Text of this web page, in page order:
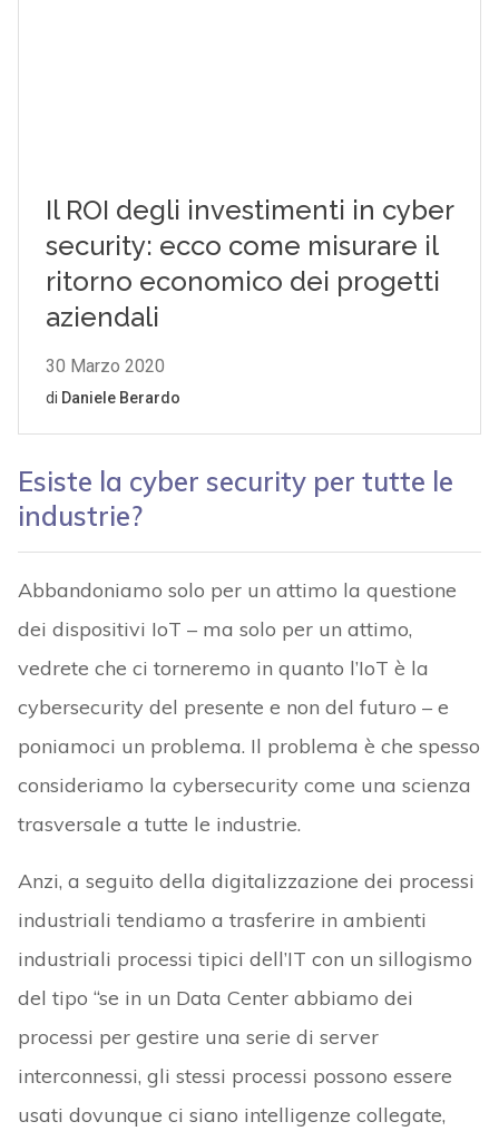
Esiste la cyber security per tutte le
industrie?
Abbandoniamo solo per un attimo la questione
dei dispositivi IoT – ma solo per un attimo,
vedrete che ci torneremo in quanto l’IoT è la
cybersecurity del presente e non del futuro – e
poniamoci un problema. Il problema è che spesso
consideriamo la cybersecurity come una scienza
trasversale a tutte le industrie.
Anzi, a seguito della digitalizzazione dei processi
industriali tendiamo a trasferire in ambienti
industriali processi tipici dell’IT con un sillogismo
del tipo “se in un Data Center abbiamo dei
processi per gestire una serie di server
interconnessi, gli stessi processi possono essere
usati dovunque ci siano intelligenze collegate,